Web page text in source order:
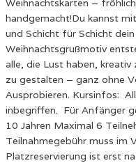
Weihnachtskarten –
handgemacht!Du kannst
und Schicht für Schicht
Weihnachtsgrußmotiv
alle, die Lust haben,
zu gestalten – ganz ohne
Ausprobieren. Kursinfos:
inbegriffen. Für Anfänger
10 Jahren Maximal 6
Teilnahmegebühr muss im
Platzreservierung ist erst